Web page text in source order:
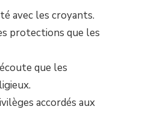
avec les croyants.
protections que les
que les
accordés aux